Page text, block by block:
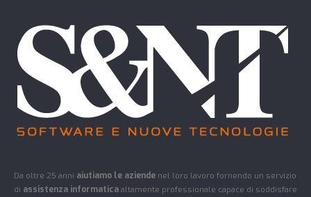
Da oltre 25 anni aiutiamo le aziende nel loro lavoro fornendo un servizio
di assistenza informaticaaltamente professionale capace di soddisfare